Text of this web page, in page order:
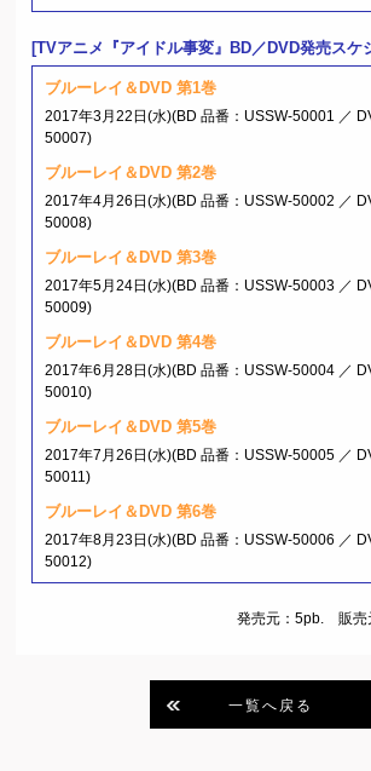
[TVアニメ『アイドル事変』BD／DVD発売スケ
ブルーレイ＆DVD 第1巻
2017年3月22日(水)(BD 品番：USSW-50001 ／
50007)
ブルーレイ＆DVD 第2巻
2017年4月26日(水)(BD 品番：USSW-50002 ／
50008)
ブルーレイ＆DVD 第3巻
2017年5月24日(水)(BD 品番：USSW-50003 ／
50009)
ブルーレイ＆DVD 第4巻
2017年6月28日(水)(BD 品番：USSW-50004 ／
50010)
ブルーレイ＆DVD 第5巻
2017年7月26日(水)(BD 品番：USSW-50005 ／
50011)
ブルーレイ＆DVD 第6巻
2017年8月23日(水)(BD 品番：USSW-50006 ／
50012)
発売元：5pb. 販売
一覧へ戻る